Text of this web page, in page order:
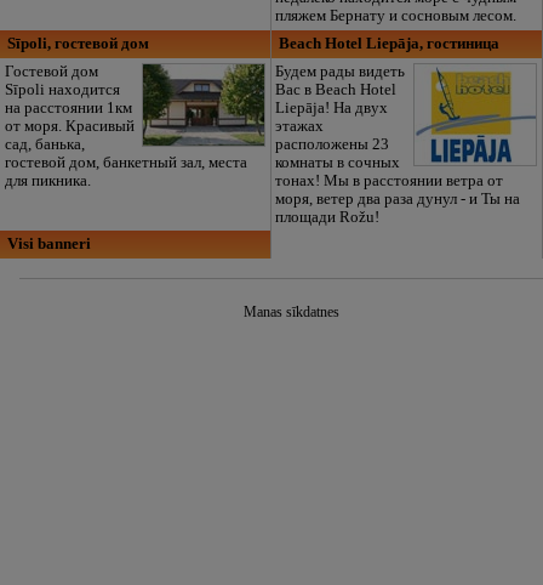
пляжем Бернату и сосновым лесом.
Sīpoli, гостевой дом
Гостевой дом
Sīpoli находится
на расстоянии 1км
от моря. Красивый
сад, банька,
гостевой дом, банкетный зал, места
для пикника.
Beach Hotel Liepāja, гостиница
Будем рады видеть
Вас в Beach Hotel
Liepāja! На двух
этажах
расположены 23
комнаты в сочных
тонах! Мы в расстоянии ветра от
моря, ветер два раза дунул - и Ты на
площади Rožu!
Visi banneri
Manas sīkdatnes